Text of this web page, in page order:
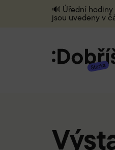
🔊 Úřední hodiny
jsou uvedeny v